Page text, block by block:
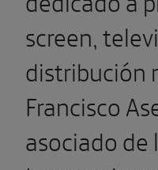
screen,
distribución
Francisco
asociado de